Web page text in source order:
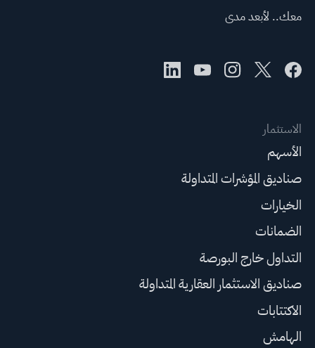
معك.. لأبعد مدى
الاستثمار
الأسهم
صناديق المؤشرات المتداولة
الخيارات
الضمانات
التداول خارج البورصة
صناديق الاستثمار العقارية المتداولة
الاكتتابات
الهامش